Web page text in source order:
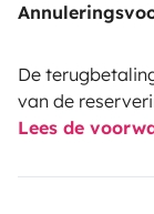
De
van de
Lees de